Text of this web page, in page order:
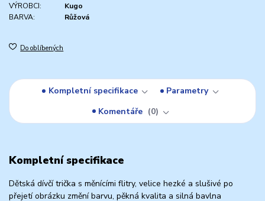
VÝROBCI:
Kugo
BARVA:
Růžová
Do oblíbených
Kompletní specifikace
Parametry
Komentáře
0
Kompletní specifikace
Dětská dívčí trička s měnícími flitry, velice hezké a slušivé po
přejetí obrázku změní barvu, pěkná kvalita a silná bavlna